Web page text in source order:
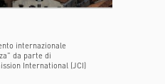
internazionale
da parte di
International (JCI)